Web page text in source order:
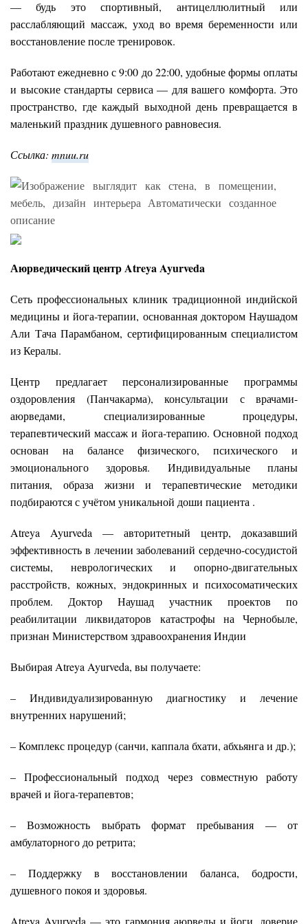
— будь это спортивный, антицеллюлитный или
расслабляющий массаж, уход во время беременности или
восстановление после тренировок.
Работают ежедневно с 9:00 до 22:00, удобные формы оплаты
и высокие стандарты сервиса — для вашего комфорта. Это
пространство, где каждый выходной день превращается в
маленький праздник душевного равновесия.
Ссылка: mnuu.ru
Аюрведический центр Atreya Ayurveda
Сеть профессиональных клиник традиционной индийской
медицины и йога-терапии, основанная доктором Наушадом
Али Тача Парамбаном, сертифицированным специалистом
из Кералы.
Центр предлагает персонализированные программы
оздоровления (Панчакарма), консультации с врачами-
аюрведами, специализированные процедуры,
терапевтический массаж и йога-терапию. Основной подход
основан на балансе физического, психического и
эмоционального здоровья. Индивидуальные планы
питания, образа жизни и терапевтические методики
подбираются с учётом уникальной доши пациента .
Atreya Ayurveda — авторитетный центр, доказавший
эффективность в лечении заболеваний сердечно-сосудистой
системы, неврологических и опорно-двигательных
расстройств, кожных, эндокринных и психосоматических
проблем. Доктор Наушад участник проектов по
реабилитации ликвидаторов катастрофы на Чернобыле,
признан Министерством здравоохранения Индии
Выбирая Atreya Ayurveda, вы получаете:
– Индивидуализированную диагностику и лечение
внутренних нарушений;
– Комплекс процедур (санчи, каппала бхати, абхьянга и др.);
– Профессиональный подход через совместную работу
врачей и йога-терапевтов;
– Возможность выбрать формат пребывания — от
амбулаторного до ретрита;
– Поддержку в восстановлении баланса, бодрости,
душевного покоя и здоровья.
Atreya Ayurveda — это гармония аюрведы и йоги, доверие